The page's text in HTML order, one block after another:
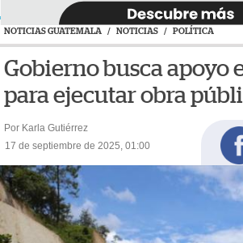
NOTICIAS GUATEMALA / NOTICIAS / POLÍTICA
Gobierno busca apoyo
para ejecutar obra
Por Karla Gutiérrez
17 de septiembre de 2025, 01:00